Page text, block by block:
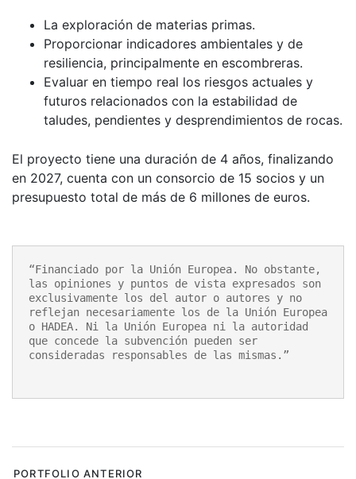
La exploración de materias primas.
Proporcionar indicadores ambientales y de
resiliencia, principalmente en escombreras.
Evaluar en tiempo real los riesgos actuales y
futuros relacionados con la estabilidad de
taludes, pendientes y desprendimientos de rocas.
El proyecto tiene una duración de 4 años, finalizando
en 2027, cuenta con un consorcio de 15 socios y un
presupuesto total de más de 6 millones de euros.
“Financiado por la Unión Europea. No obstante,
las opiniones y puntos de vista expresados son
exclusivamente los del autor o autores y no
reflejan necesariamente los de la Unión Europea
o HADEA. Ni la Unión Europea ni la autoridad
que concede la subvención pueden ser
consideradas responsables de las mismas.”
Navegación
PORTFOLIO ANTERIOR